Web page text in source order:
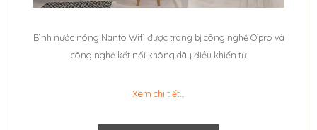
Bình nước nóng Nanto Wifi được trang bị công nghệ O’pro và
công nghệ kết nối không dây điều khiển từ
Xem chi tiết…